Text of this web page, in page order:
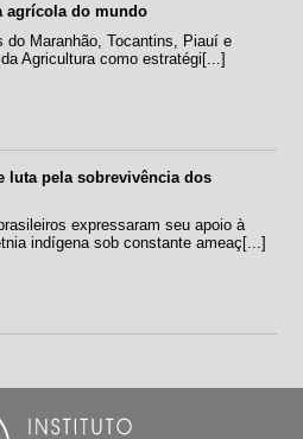
agrícola do mundo
do Maranhão, Tocantins, Piauí e
Agricultura como estratégi[...]
luta pela sobrevivência dos
expressaram seu apoio à
indígena sob constante ameaç[...]